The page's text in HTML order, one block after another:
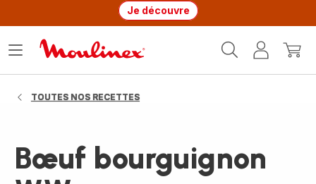
Je découvre
MonMon
Ouvrir
TOUTES NOS RECETTES
Bœuf bourguignon